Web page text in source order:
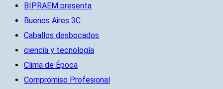
BIPRAEM presenta
Buenos Aires 3C
Caballos desbocados
ciencia y tecnología
Clima de Época
Compromiso Profesional